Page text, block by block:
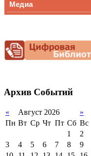
Снижение
документационной
нагрузки
Медиа
Архив Событий
« Август 2026
»
Пн Вт Ср Чт Пт Сб Вс
1
2
3
4 5 6 7 8
9